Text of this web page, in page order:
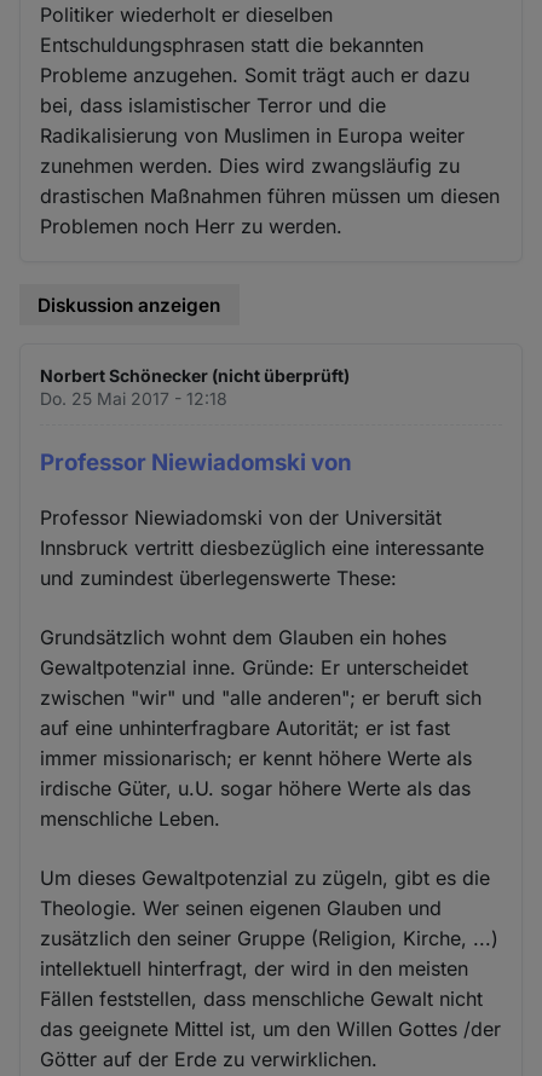
Politiker wiederholt er dieselben
Entschuldungsphrasen statt die bekannten
Probleme anzugehen. Somit trägt auch er dazu
bei, dass islamistischer Terror und die
Radikalisierung von Muslimen in Europa weiter
zunehmen werden. Dies wird zwangsläufig zu
drastischen Maßnahmen führen müssen um diesen
Problemen noch Herr zu werden.
Diskussion anzeigen
Norbert Schönecker (nicht überprüft)
Do. 25 Mai 2017 - 12:18
Professor Niewiadomski von
Professor Niewiadomski von der Universität
Innsbruck vertritt diesbezüglich eine interessante
und zumindest überlegenswerte These:
Grundsätzlich wohnt dem Glauben ein hohes
Gewaltpotenzial inne. Gründe: Er unterscheidet
zwischen "wir" und "alle anderen"; er beruft sich
auf eine unhinterfragbare Autorität; er ist fast
immer missionarisch; er kennt höhere Werte als
irdische Güter, u.U. sogar höhere Werte als das
menschliche Leben.
Um dieses Gewaltpotenzial zu zügeln, gibt es die
Theologie. Wer seinen eigenen Glauben und
zusätzlich den seiner Gruppe (Religion, Kirche, ...)
intellektuell hinterfragt, der wird in den meisten
Fällen feststellen, dass menschliche Gewalt nicht
das geeignete Mittel ist, um den Willen Gottes /der
Götter auf der Erde zu verwirklichen.